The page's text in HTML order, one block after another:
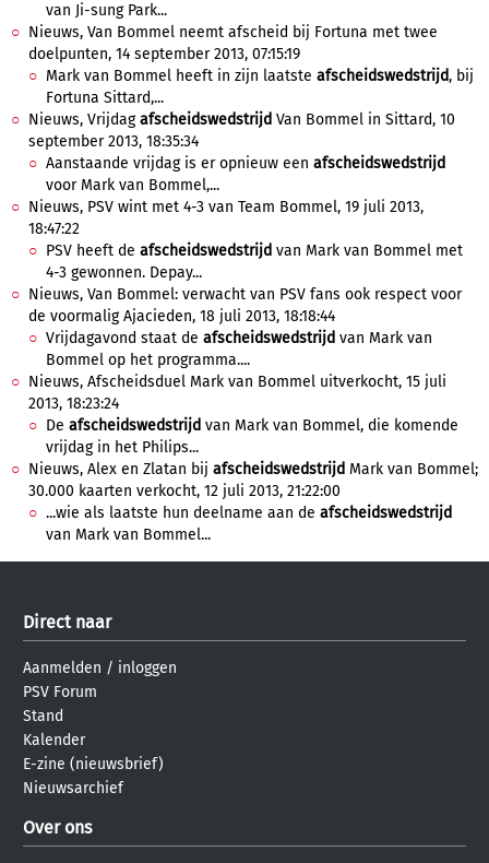
van Ji-sung Park...
Nieuws, Van Bommel neemt afscheid bij Fortuna met twee
doelpunten, 14 september 2013, 07:15:19
Mark van Bommel heeft in zijn laatste afscheidswedstrijd, bij
Fortuna Sittard,...
Nieuws, Vrijdagafscheidswedstrijd Van Bommel in Sittard, 10
september 2013, 18:35:34
Aanstaande vrijdag is er opnieuw een afscheidswedstrijd
voor Mark van Bommel,...
Nieuws, PSV wint met 4-3 van Team Bommel, 19 juli 2013,
18:47:22
PSV heeft de afscheidswedstrijd van Mark van Bommel met
4-3 gewonnen. Depay...
Nieuws, Van Bommel: verwacht van PSV fans ook respect voor
de voormalig Ajacieden, 18 juli 2013, 18:18:44
Vrijdagavond staat de afscheidswedstrijd van Mark van
Bommel op het programma....
Nieuws, Afscheidsduel Mark van Bommel uitverkocht, 15 juli
2013, 18:23:24
De afscheidswedstrijd van Mark van Bommel, die komende
vrijdag in het Philips...
Nieuws, Alex en Zlatan bij afscheidswedstrijd Mark van Bommel;
30.000 kaarten verkocht, 12 juli 2013, 21:22:00
...wie als laatste hun deelname aan de afscheidswedstrijd
van Mark van Bommel...
Direct naar
Aanmelden / inloggen
PSV Forum
Stand
Kalender
E-zine (nieuwsbrief)
Nieuwsarchief
Over ons